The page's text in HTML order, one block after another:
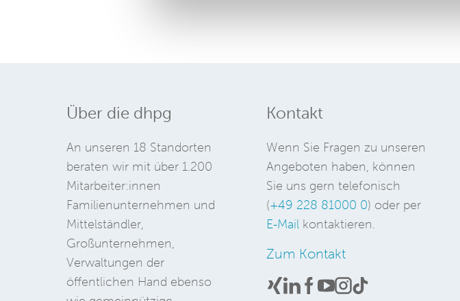
Über die dhpg
An unseren 18 Standorten
beraten wir mit über 1.200
Mitarbeiter:innen
Familienunternehmen und
Mittelständler,
Großunternehmen,
Verwaltungen der
öffentlichen Hand ebenso
Kontakt
Wenn Sie Fragen zu unseren
Angeboten haben, können
Sie uns gern telefonisch
(+49 228 81000 0) oder per
E-Mailkontaktieren.
Zum Kontakt